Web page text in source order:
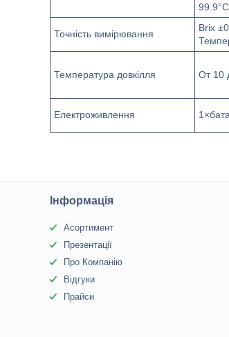
99.9°C
Точність вимірювання
Brix
Температура довкілля От 10
Електроживлення
Інформація
Асортимент
Презентації
Про Компанію
Відгуки
Прайси